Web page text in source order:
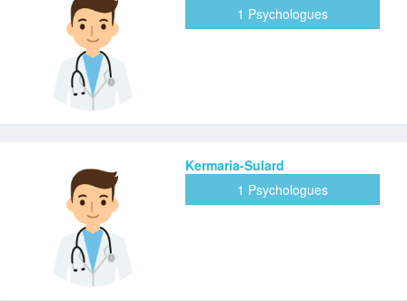
1 Psychologues
Kermaria-Sulard
1 Psychologues